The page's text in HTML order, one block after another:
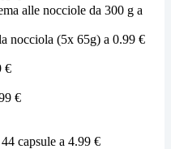
alle nocciole da 300 g a
nocciola (5x 65g) a 0.99 €
€
€
capsule a 4.99 €